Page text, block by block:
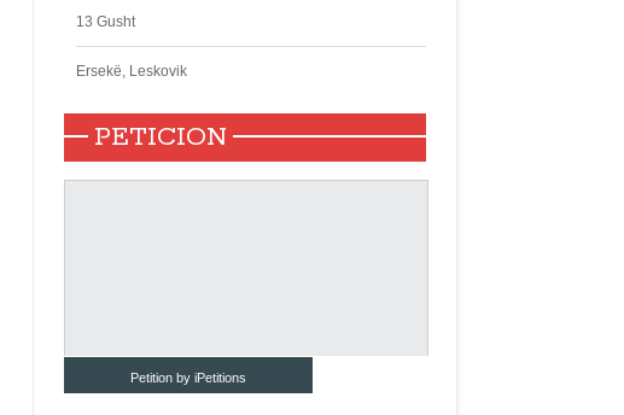
13 Gusht
Ersekë, Leskovik
PETICION
Petition by iPetitions